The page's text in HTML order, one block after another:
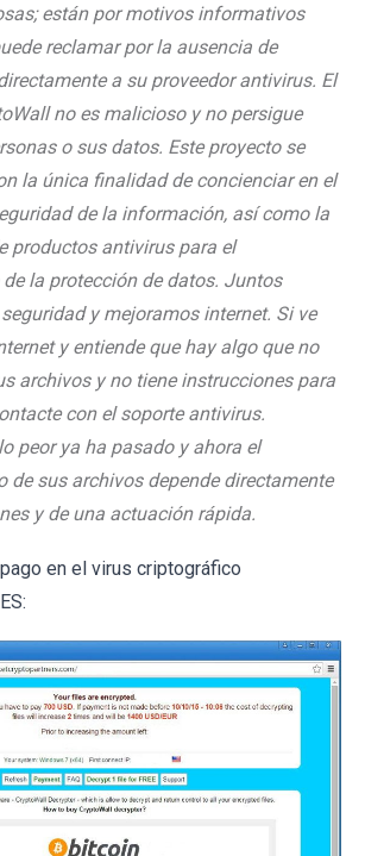
están por motivos informativos
reclamar por la ausencia de
a su proveedor antivirus. El
no es malicioso y no persigue
o sus datos. Este proyecto se
la única finalidad de concienciar en el
de la información, así como la
productos antivirus para el
la protección de datos. Juntos
y mejoramos internet. Si ve
y entiende que hay algo que no
archivos y no tiene instrucciones para
con el soporte antivirus.
peor ya ha pasado y ahora el
de sus archivos depende directamente
y de una actuación rápida.
en el virus criptográfico